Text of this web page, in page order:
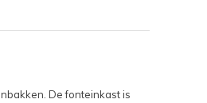
De fonteinkast is